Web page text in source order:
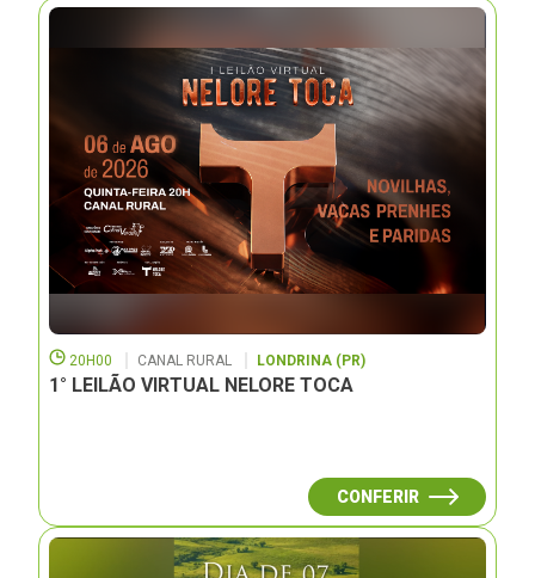
20H00 CANAL RURAL LONDRINA (PR)
1° LEILÃO VIRTUAL NELORE TOCA
CONFERIR